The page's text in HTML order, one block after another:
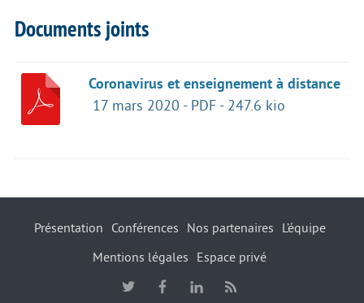
Documents joints
Coronavirus et enseignement à distance
17 mars 2020 - PDF - 247.6 kio
Présentation Conférences Nos partenaires
L’équipe
Mentions légales
Espace privé